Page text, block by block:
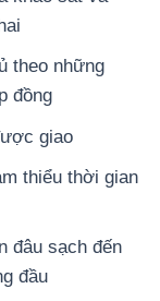
theo những
đồng
giao
thiểu thời gian
đâu sạch đến
đầu